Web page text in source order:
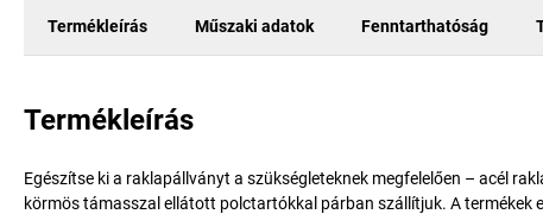
Termékleírás Műszaki adatok Fenntarthatóság
Termékleírás
Egészítse ki a raklapállványt a szükségleteknek megfelelően – acél
körmös támasszal ellátott polctartókkal párban szállítjuk. A